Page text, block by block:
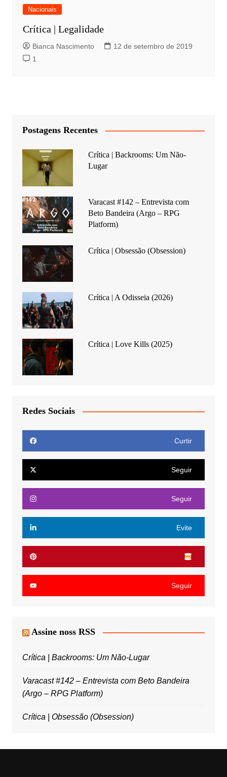
Nacionais
Crítica | Legalidade
Bianca Nascimento
12 de setembro de 2019
1
Postagens Recentes
Crítica | Backrooms: Um Não-
Lugar
Varacast #142 – Entrevista com
Beto Bandeira (Argo – RPG
Platform)
Crítica | Obsessão (Obsession)
Crítica | A Odisseia (2026)
Crítica | Love Kills (2025)
Redes Sociais
Curtir
Seguir
Seguir
Evite
Seguir
Assine noss RSS
Crítica | Backrooms: Um Não-Lugar
Varacast #142 – Entrevista com Beto Bandeira
(Argo – RPG Platform)
Crítica | Obsessão (Obsession)